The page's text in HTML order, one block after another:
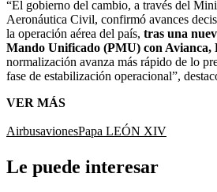
“El gobierno del cambio, a través del
Aeronáutica Civil, confirmó avances
la operación aérea del país, tras una
Mando Unificado (PMU) con
normalización avanza más rápido de lo
fase de estabilización operacional”,
VER MÁS
AirbusavionesPapa LEÓN XIV
Le puede interesar